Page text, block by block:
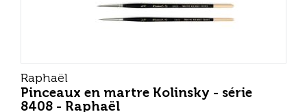
Raphaël
Pinceaux en martre Kolinsky - série
8408 - Raphaël